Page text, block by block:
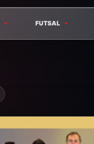
FUTSAL